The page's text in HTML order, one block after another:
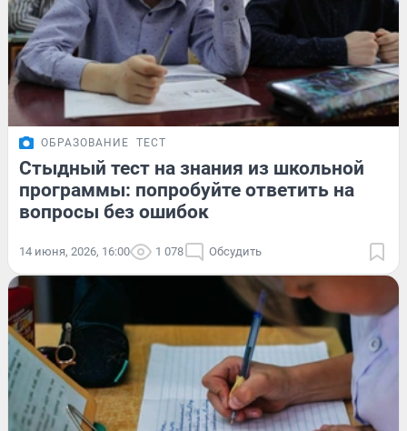
ОБРАЗОВАНИЕ ТЕСТ
Стыдный тест на знания из школьной
программы: попробуйте ответить на
вопросы без ошибок
14 июня, 2026, 16:00 1 078 Обсудить